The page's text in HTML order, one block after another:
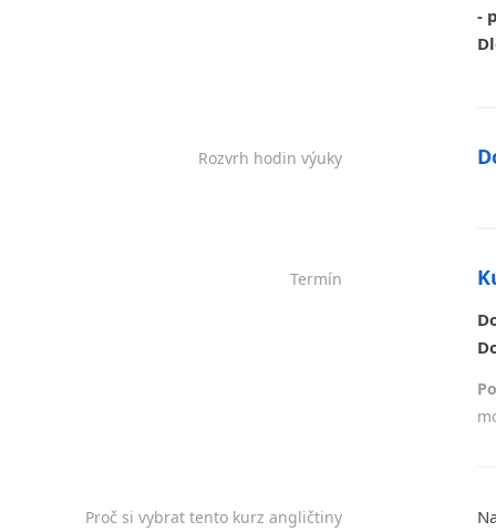
-
Rozvrh hodin výuky
Termín
Proč si vybrat tento kurz angličtiny